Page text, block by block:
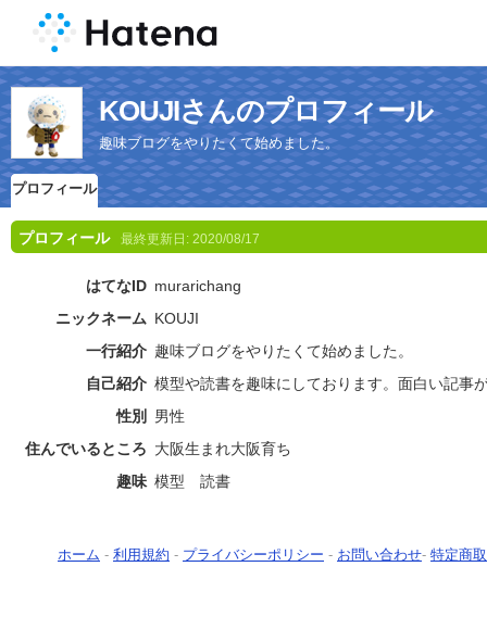
KOUJIさんのプロフィール
趣味ブログをやりたくて始めました。
プロフィール
プロフィール 最終更新日: 2020/08/17
はてなID murarichang
ニックネーム KOUJI
一行紹介 趣味ブログをやりたくて始めました。
自己紹介 模型や読書を趣味にしております。面白い記事
性別
男性
住んでいるところ 大阪生まれ大阪育ち
趣味 模型 読書
ホーム - 利用規約 - プライバシーポリシー - お問い合わせ- 特定商